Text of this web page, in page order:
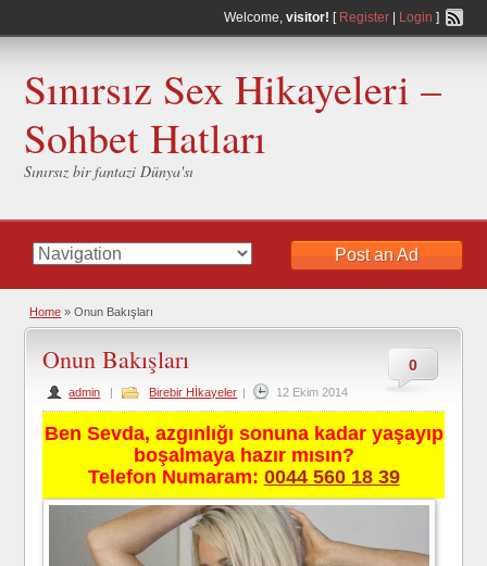
Welcome, visitor! [ Register| Login ]
Sınırsız Sex Hikayeleri –
Sohbet Hatları
Sınırsız bir fantazi Dünya'sı
Post an Ad
Home » Onun Bakışları
0
Onun Bakışları
admin | Birebir Hİkayeler | 12 Ekim 2014
Ben Sevda, azgınlığı sonuna kadar yaşayıp
boşalmaya hazır mısın?
Telefon Numaram: 0044 560 18 39